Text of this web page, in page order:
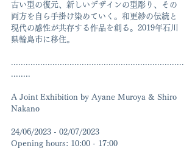
古い型の復元、新しいデザインの型彫り、その
両方を自ら手掛け染めていく。和更紗の伝統と
現代の感性が共存する作品を創る。2019年石川
県輪島市に移住。
.......................................................................
........
A Joint Exhibition by Ayane Muroya & Shiro
Nakano
24/06/2023 - 02/07/2023
Opening hours: 10:00 - 17:00